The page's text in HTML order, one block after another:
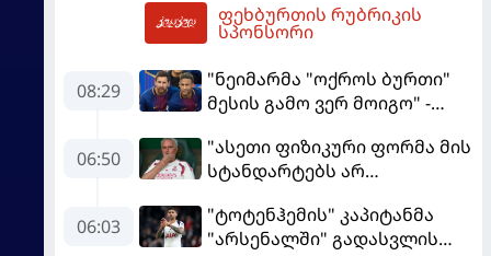
ფეხბურთის რუბრიკის
სპონსორი
08:29
"ნეიმარმა "ოქროს ბურთი"
მესის გამო ვერ მოიგო" -
აგენტი
06:50
"ასეთი ფიზიკური ფორმა მის
სტანდარტებს არ
"რეალის" ახალწვეული
გააკრიტიკა
06:03
"ტოტენჰემის" კაპიტანმა
"არსენალში" გადასვლის